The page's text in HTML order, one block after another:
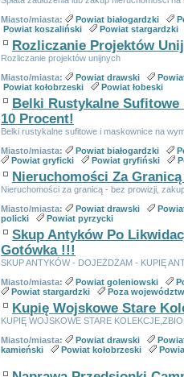
Miasto/miasta:
Powiat białogardzki
Powiat koszaliński
Powiat stargardzki
Rozliczanie Projektów
Rozliczanie projektów unijnych
Miasto/miasta:
Powiat drawski
Powiat kołobrzeski
Powiat łobeski
Belki Rustykalne Sufitowe
10 Procent!
Belki rustykalne sufitowe i maskownice na
Miasto/miasta:
Powiat białogardzki
Powiat gryficki
Powiat gryfiński
Nieruchomości Za
Nieruchomości za granicą - bez prowizji,
Miasto/miasta:
Powiat drawski
policki
Powiat pyrzycki
Skup Antyków Po
Gotówka !!!
SKUP ANTYKÓW - DOJEŻDŻAM - KUPIĘ
Miasto/miasta:
Powiat goleniowski
Powiat stargardzki
Poza
Kupię Wojskowe Stare
KUPIĘ WOJSKOWE STARE
Miasto/miasta:
Powiat drawski
kamieński
Powiat kołobrzeski